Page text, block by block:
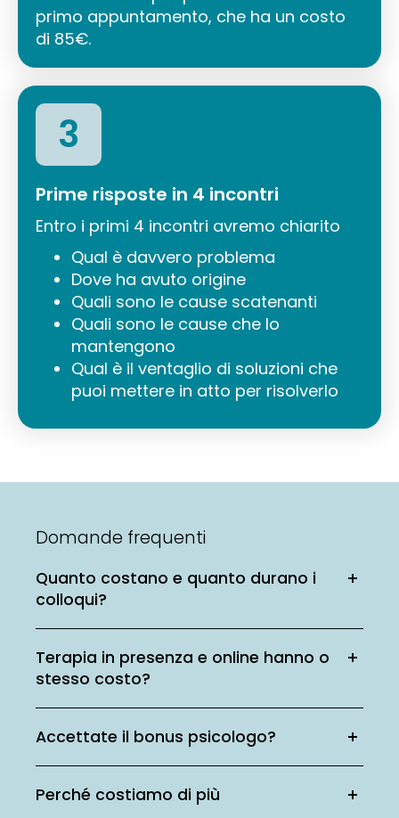
primo appuntamento, che ha un costo
di 85€.
3
Prime risposte in 4 incontri
Entro i primi 4 incontri avremo chiarito
Qual è davvero problema
Dove ha avuto origine
Quali sono le cause scatenanti
Quali sono le cause che lo
mantengono
Qual è il ventaglio di soluzioni che
puoi mettere in atto per risolverlo
Domande frequenti
Quanto costano e quanto durano i
colloqui?
Terapia in presenza e online hanno o
stesso costo?
Accettate il bonus psicologo?
Perché costiamo di più